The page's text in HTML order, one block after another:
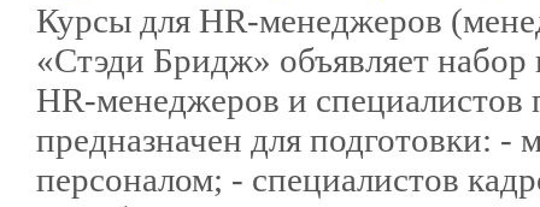
Курсы для HR-менеджеров
«Стэди Бридж» объявляет
HR-менеджеров и специалистов
предназначен для подготовки:
персоналом; - специалистов